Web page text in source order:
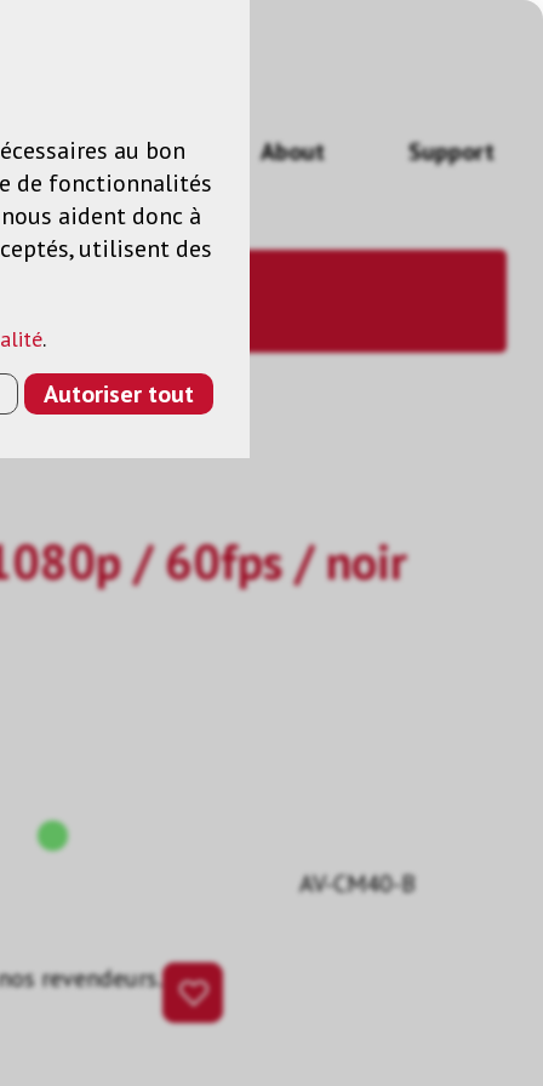
Actualités About Support
/ 60fps / noir
AV-CM40-B
revendeurs.
au bon
de fonctionnalités
aident donc à
utilisent des
.
Autoriser tout